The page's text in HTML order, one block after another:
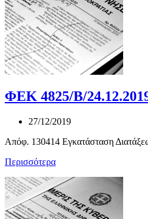
ΦΕΚ 4825/Β/
27/12/2019
Απόφ. 130414 Εγκατάσταση
Περισσότερα